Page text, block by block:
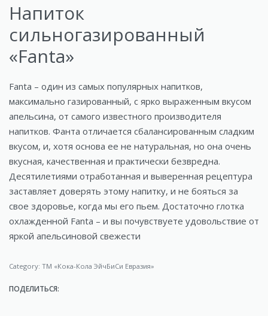
Напиток
сильногазированный
«Fanta»
Fanta – один из самых популярных напитков,
максимально газированный, с ярко выраженным вкусом
апельсина, от самого известного производителя
напитков. Фанта отличается сбалансированным сладким
вкусом, и, хотя основа ее не натуральная, но она очень
вкусная, качественная и практически безвредна.
Десятилетиями отработанная и выверенная рецептура
заставляет доверять этому напитку, и не бояться за
свое здоровье, когда мы его пьем. Достаточно глотка
охлажденной Fanta – и вы почувствуете удовольствие от
яркой апельсиновой свежести
Category: ТМ «Кока-Кола ЭйчБиСи Евразия»
ПОДЕЛИТЬСЯ: